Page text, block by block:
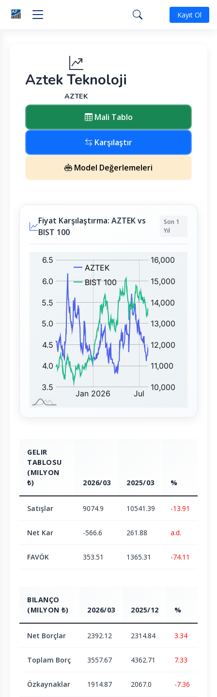
Kayıt Ol
Aztek Teknoloji
AZTEK
Mali Tablo
Karşılaştır
Model Değerlemeleri
Fiyat Karşılaştırma: AZTEK vs
BIST 100
Son 1
Yıl
GELIR
TABLOSU
(MILYON
₺)
2026/03 2025/03 %
Satışlar 9074.9 10541.39 -13.91
Net Kar -566.6 261.88 a.d.
FAVÖK 353.51 1365.31 -74.11
BILANÇO
(MILYON ₺)
2026/03 2025/12 %
Net Borçlar 2392.12 2314.84 3.34
Toplam Borç 3557.67 4362.71 7.33
Özkaynaklar 1914.87 2067.0 -7.36